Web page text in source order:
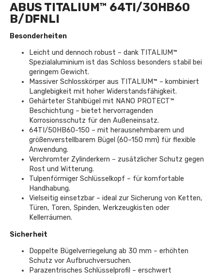
ABUS TITALIUM™ 64TI/30HB60
B/DFNLI
Besonderheiten
Leicht und dennoch robust – dank TITALIUM™
Spezialaluminium ist das Schloss besonders stabil bei
geringem Gewicht.
Massiver Schlosskörper aus TITALIUM™ – kombiniert
Langlebigkeit mit hoher Widerstandsfähigkeit.
Gehärteter Stahlbügel mit NANO PROTECT™
Beschichtung – bietet hervorragenden
Korrosionsschutz für den Außeneinsatz.
64TI/50HB60-150 – mit herausnehmbarem und
größenverstellbarem Bügel (60–150 mm) für flexible
Anwendung.
Verchromter Zylinderkern – zusätzlicher Schutz gegen
Rost und Witterung.
Tulpenförmiger Schlüsselkopf – für komfortable
Handhabung.
Vielseitig einsetzbar – ideal zur Sicherung von Ketten,
Türen, Toren, Spinden, Werkzeugkisten oder
Kellerräumen.
Sicherheit
Doppelte Bügelverriegelung ab 30 mm – erhöhten
Schutz vor Aufbruchversuchen.
Parazentrisches Schlüsselprofil – erschwert